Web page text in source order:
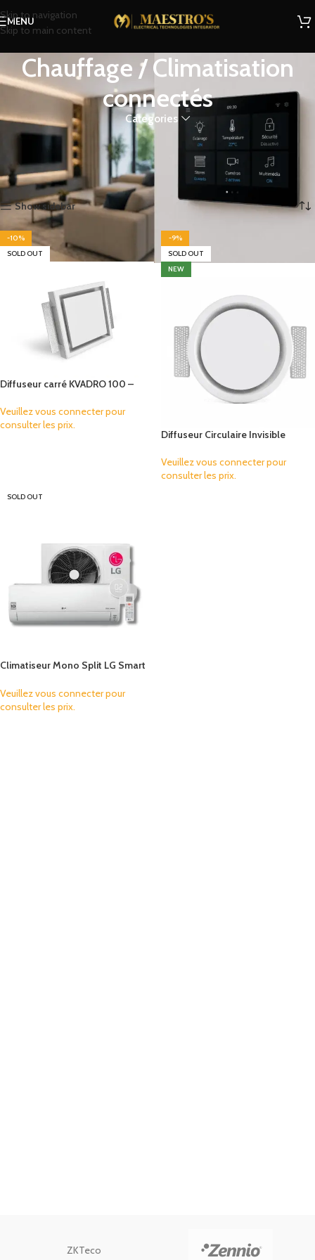
Skip to navigation
Skip to main content
MENU
Chauffage / Climatisation
connectés
Categories
Chauffage / Climatisation connectés
Shop Domotique Chauffage / Climatisation connectés
Showing all 3 results
Show sidebar
-10%
SOLD OUT
Diffuseur carré KVADRO 100 –
régulateur de débit
Veuillez vous connecter pour
consulter les prix.
-9%
SOLD OUT
NEW
Diffuseur Circulaire Invisible
Débit – Ventilation Design
Premium ERGOVENT
Veuillez vous connecter pour
consulter les prix.
SOLD OUT
Climatiseur Mono Split LG Smart
Veuillez vous connecter pour
consulter les prix.
ZKTeco